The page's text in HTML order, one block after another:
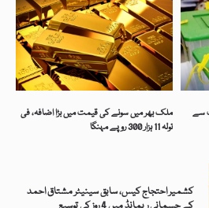
کشمیر احتجاج کیس، سابق سینیٹر مشتاق احمد
ملک بھر میں سونے کی قیمت میں بڑا اضافہ، فی
تولہ 11 ہزار 300 روپے مہنگا
سے